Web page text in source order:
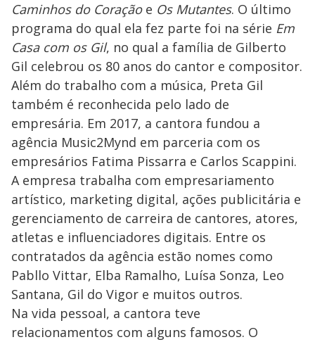
Caminhos do Coraçãoe Os Mutantes. O último
programa do qual ela fez parte foi na série Em
Casa com os Gil, no qual a família de Gilberto
Gil celebrou os 80 anos do cantor e compositor.
Além do trabalho com a música, Preta Gil
também é reconhecida pelo lado de
empresária. Em 2017, a cantora fundou a
agência Music2Mynd em parceria com os
empresários Fatima Pissarra e Carlos Scappini.
A empresa trabalha com empresariamento
artístico, marketing digital, ações publicitária e
gerenciamento de carreira de cantores, atores,
atletas e influenciadores digitais. Entre os
contratados da agência estão nomes como
Pabllo Vittar, Elba Ramalho, Luísa Sonza, Leo
Santana, Gil do Vigor e muitos outros.
Na vida pessoal, a cantora teve
relacionamentos com alguns famosos. O